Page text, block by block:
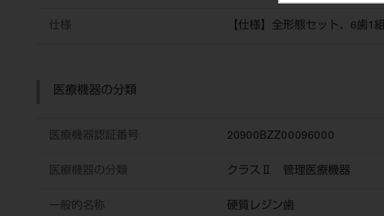
仕様 【仕様】全形態セット、6歯1組
医療機器の分類
医療機器認証番号 20900BZZ00096000
医療機器の分類 クラスⅡ 管理医療機器
一般的名称 硬質レジン歯